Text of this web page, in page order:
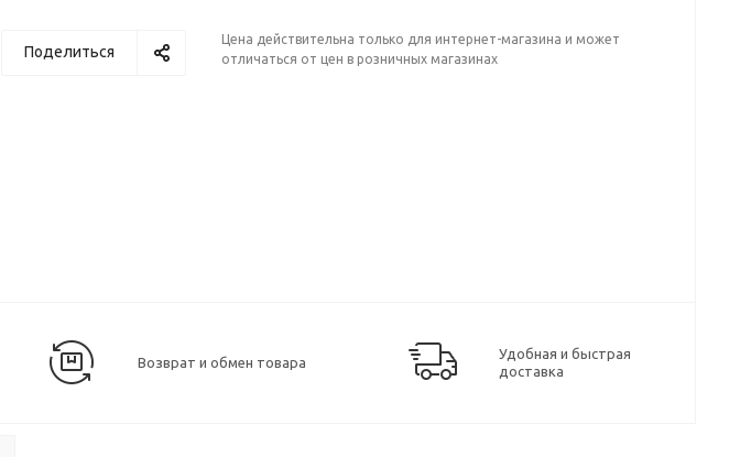
Поделиться
Цена действительна только для интернет-магазина и может
отличаться от цен в розничных магазинах
Возврат и обмен товара
Удобная и быстрая
доставка